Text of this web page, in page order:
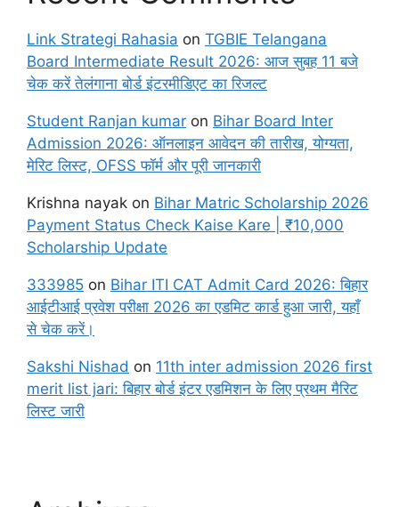
Link Strategi Rahasia on TGBIE Telangana
Board Intermediate Result 2026: आज सुबह 11 बजे
चेक करें तेलंगाना बोर्ड इंटरमीडिएट का रिजल्ट
Student Ranjan kumar on Bihar Board Inter
Admission 2026: ऑनलाइन आवेदन की तारीख, योग्यता,
मेरिट लिस्ट, OFSS फॉर्म और पूरी जानकारी
Krishna nayak on Bihar Matric Scholarship 2026
Payment Status Check Kaise Kare | ₹10,000
Scholarship Update
333985 on Bihar ITI CAT Admit Card 2026: बिहार
आईटीआई प्रवेश परीक्षा 2026 का एडमिट कार्ड हुआ जारी, यहाँ
से चेक करें।
Sakshi Nishad on 11th inter admission 2026 first
merit list jari: बिहार बोर्ड इंटर एडमिशन के लिए प्रथम मैरिट
लिस्ट जारी